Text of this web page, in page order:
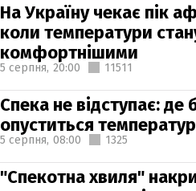
На Україну чекає пік
коли температури
комфортнішими
5 серпня, 20:00 11511
Спека не відступає: де
опуститься
5 серпня, 08:00 1325
"Спекотна хвиля"